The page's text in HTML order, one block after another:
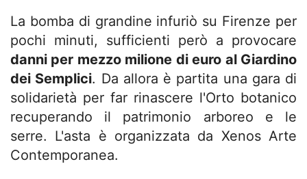
La bomba di grandine infuriò su Firenze per
pochi minuti, sufficienti però a provocare
danni per mezzo milione di euro al Giardino
dei Semplici. Da allora è partita una gara di
solidarietà per far rinascere l'Orto botanico
recuperando il patrimonio arboreo e le
serre. L'asta è organizzata da Xenos Arte
Contemporanea.